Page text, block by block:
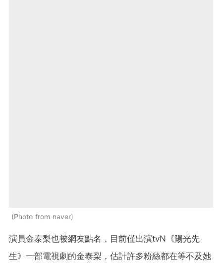
Photo from naver
演員金泰梨也被網友點名，目前僅出演tvN《陽光先
生》一部電視劇的金泰梨，估計許多粉絲都在等不及她